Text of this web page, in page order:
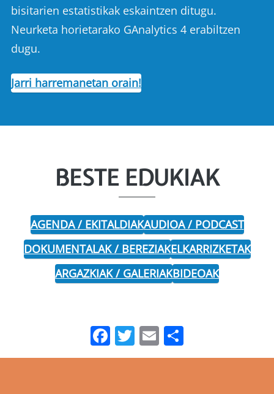
bisitarien estatistikak eskaintzen ditugu.
Neurketa horietarako GAnalytics 4 erabiltzen
dugu.
Jarri harremanetan orain!
BESTE EDUKIAK
AGENDA / EKITALDIAKAUDIOA / PODCAST
DOKUMENTALAK / BEREZIAKELKARRIZKETAK
ARGAZKIAK / GALERIAKBIDEOAK
Facebook
Twitter
Email